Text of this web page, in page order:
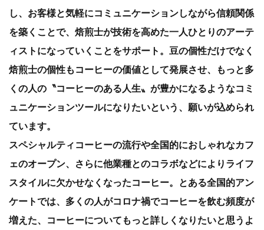
し、お客様と気軽にコミュニケーションしながら信頼関係
を築くことで、焙煎士が技術を高めた一人ひとりのアーテ
ィストになっていくことをサポート。豆の個性だけでなく
焙煎士の個性もコーヒーの価値として発展させ、もっと多
くの人の〝コーヒーのある人生〟が豊かになるようなコミ
ュニケーションツールになりたいという、願いが込められ
ています。
スペシャルティコーヒーの流行や全国的におしゃれなカフ
ェのオープン、さらに他業種とのコラボなどによりライフ
スタイルに欠かせなくなったコーヒー。とある全国的アン
ケートでは、多くの人がコロナ禍でコーヒーを飲む頻度が
増えた、コーヒーについてもっと詳しくなりたいと思うよ